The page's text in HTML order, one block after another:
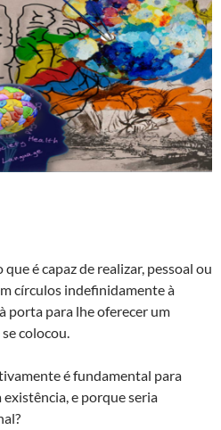
que é capaz de realizar, pessoal ou
círculos indefinidamente à
porta para lhe oferecer um
colocou.
é fundamental para
e porque seria